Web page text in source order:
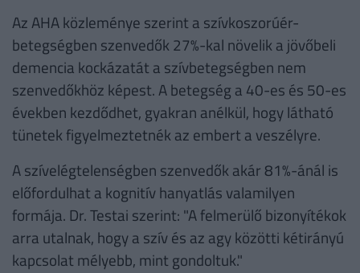
Az AHA közleménye szerint a szívkoszorúér-
betegségben szenvedők 27%-kal növelik a jövőbeli
demencia kockázatát a szívbetegségben nem
szenvedőkhöz képest. A betegség a 40-es és 50-es
években kezdődhet, gyakran anélkül, hogy látható
tünetek figyelmeztetnék az embert a veszélyre.
A szívelégtelenségben szenvedők akár 81%-ánál is
előfordulhat a kognitív hanyatlás valamilyen
formája. Dr. Testai szerint: "A felmerülő bizonyítékok
arra utalnak, hogy a szív és az agy közötti kétirányú
kapcsolat mélyebb, mint gondoltuk."